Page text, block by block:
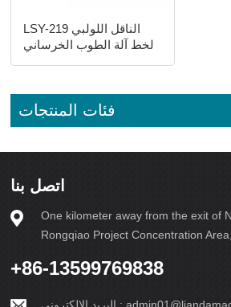
LSY-219 الناقل اللولبي
لخط آلة الطوب الخرساني
فئات المنتجات
اتصل بنا
One kilometer away from the exit of
Rongqiao Project Concentration
+86-13599769838